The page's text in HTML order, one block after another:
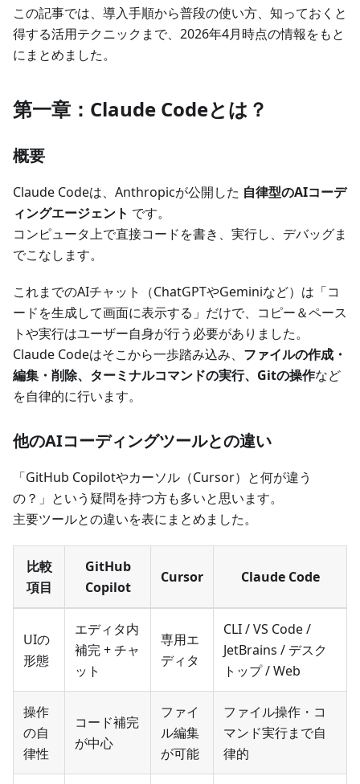
この記事では、導入手順から普段の使い方、知っておくと
得する活用テクニックまで、2026年4月時点の情報をもと
にまとめました。
第一章：Claude Codeとは？
概要
Claude Codeは、Anthropicが公開した 自律型のAIコーデ
ィングエージェント です。
コンピュータ上で直接コードを書き、実行し、デバッグま
でこなします。
これまでのAIチャット（ChatGPTやGeminiなど）は「コ
ードを生成して画面に表示する」だけで、コピー＆ペース
トや実行はユーザー自身が行う必要がありました。
Claude Codeはそこから一歩踏み込み、 ファイルの作成・
編集・削除、ターミナルコマンドの実行、Gitの操作など
を自律的に行います。
他のAIコーディングツールとの違い
「GitHub Copilotやカーソル（Cursor）と何が違う
の？」という疑問を持つ方も多いと思います。
主要ツールとの違いを表にまとめました。
比較
項目
GitHub
Copilot
Cursor Claude Code
UIの
形態
エディタ内
補完 + チャ
ット
専用エ
ディタ
CLI / VS Code /
JetBrains / デスク
トップ / Web
操作
の自
律性
コード補完
が中心
ファイ
ル編集
が可能
ファイル操作・コ
マンド実行まで自
律的